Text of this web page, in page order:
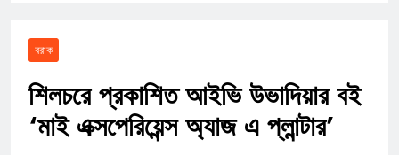
বরাক
শিলচরে প্রকাশিত আইভি উভাদিয়ার বই
‘মাই এক্সপেরিয়েন্স অ্যাজ এ প্লান্টার’